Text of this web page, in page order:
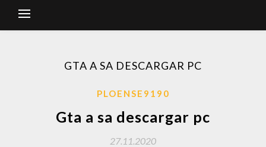
GTA A SA DESCARGAR PC
PLOENSE9190
Gta a sa descargar pc
27.11.2020